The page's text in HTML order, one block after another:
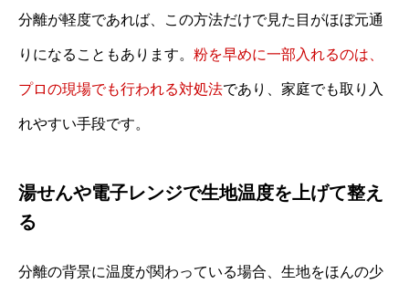
分離が軽度であれば、この方法だけで見た目がほぼ元通
りになることもあります。 粉を早めに一部入れるのは、
プロの現場でも行われる対処法であり、家庭でも取り入
れやすい手段です。
湯せんや電子レンジで生地温度を上げて整え
る
分離の背景に温度が関わっている場合、生地をほんの少